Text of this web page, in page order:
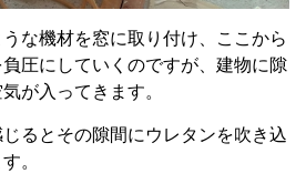
な機材を窓に取り付け、ここから
圧にしていくのですが、建物に隙
が入ってきます。
るとその隙間にウレタンを吹き込
。